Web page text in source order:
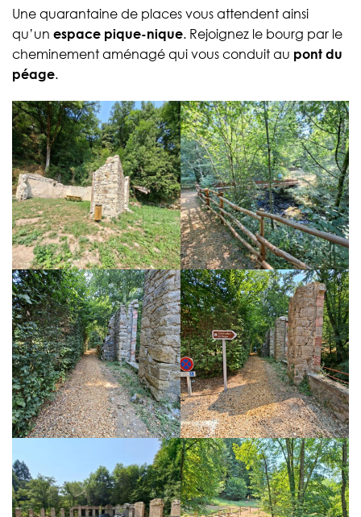
Une quarantaine de places vous attendent ainsi
qu’un espace pique-nique. Rejoignez le bourg par le
cheminement aménagé qui vous conduit au pont du
péage.